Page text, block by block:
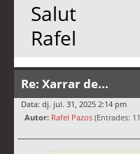
Salut
Rafel
Re: Xarrar de...
Data: dj. jul. 31, 2025 2:14 pm
Autor: Rafel Pazos (Entrades: